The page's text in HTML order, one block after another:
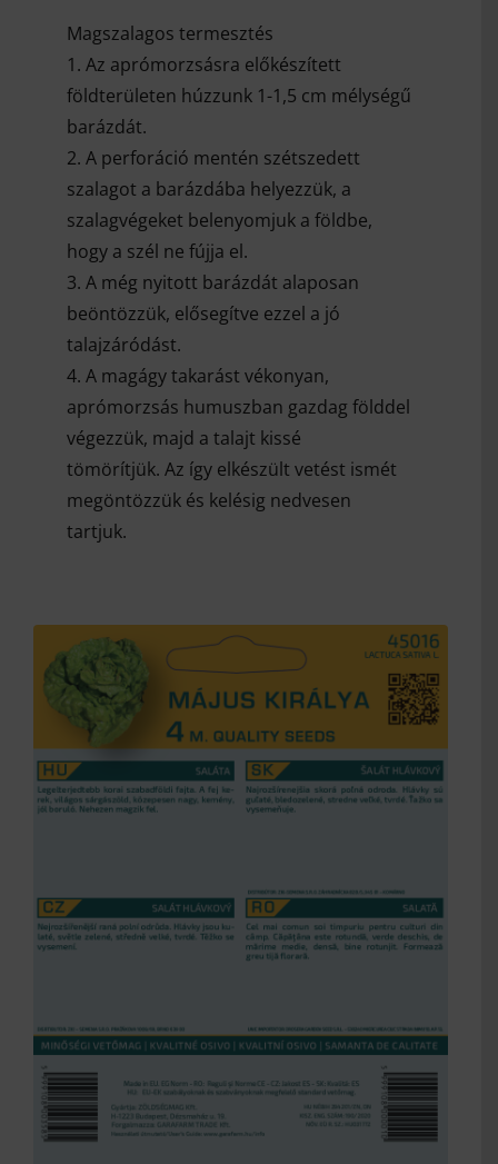
Magszalagos termesztés
1. Az aprómorzsásra előkészített
földterületen húzzunk 1-1,5 cm mélységű
barázdát.
2. A perforáció mentén szétszedett
szalagot a barázdába helyezzük, a
szalagvégeket belenyomjuk a földbe,
hogy a szél ne fújja el.
3. A még nyitott barázdát alaposan
beöntözzük, elősegítve ezzel a jó
talajzáródást.
4. A magágy takarást vékonyan,
aprómorzsás humuszban gazdag földdel
végezzük, majd a talajt kissé
tömörítjük. Az így elkészült vetést ismét
megöntözzük és kelésig nedvesen
tartjuk.